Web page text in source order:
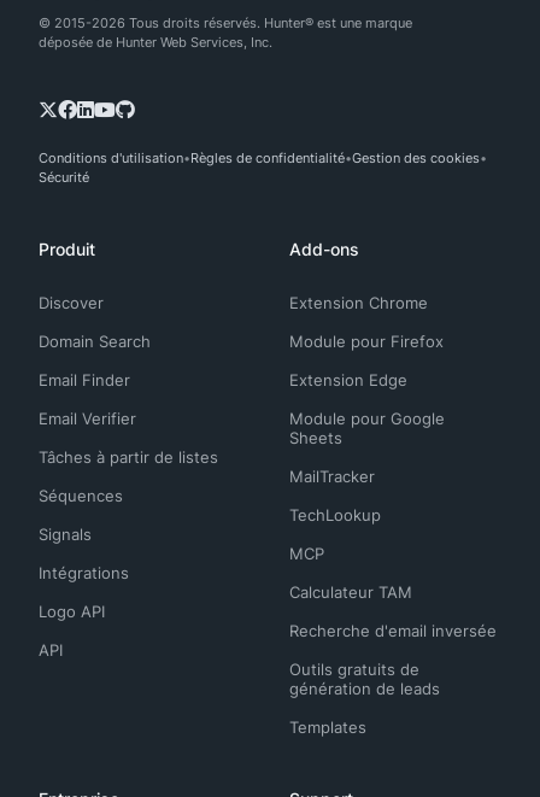
© 2015-2026 Tous droits réservés. Hunter® est une marque
déposée de Hunter Web Services, Inc.
Conditions d'utilisation Règles de confidentialité Gestion des cookies
Sécurité
Produit
Discover
Domain Search
Email Finder
Email Verifier
Tâches à partir de listes
Séquences
Signals
Intégrations
Logo API
API
Add-ons
Extension Chrome
Module pour Firefox
Extension Edge
Module pour Google
Sheets
MailTracker
TechLookup
MCP
Calculateur TAM
Recherche d'email inversée
Outils gratuits de
génération de leads
Templates